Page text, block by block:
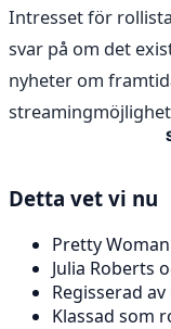
Intresset för
svar på om det
nyheter om
Detta vet vi nu
Pretty
Julia Roberts
Regisserad
Klassad som